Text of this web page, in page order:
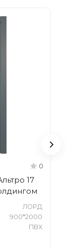
0
17
ЛОРД
900*2000
ПВХ